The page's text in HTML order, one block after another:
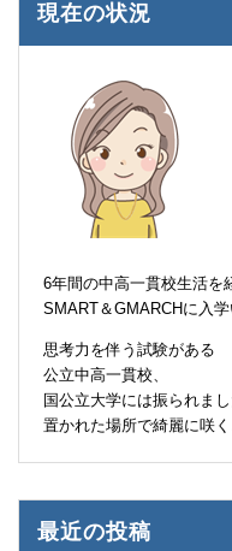
現在の状況
6年間の中高一貫校生活を
SMART＆GMARCHに入学
思考力を伴う試験がある
公立中高一貫校、
国公立大学には振られまし
置かれた場所で綺麗に咲
最近の投稿